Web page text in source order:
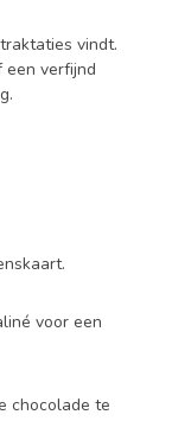
vindt.
verfijnd
voor een
chocolade te